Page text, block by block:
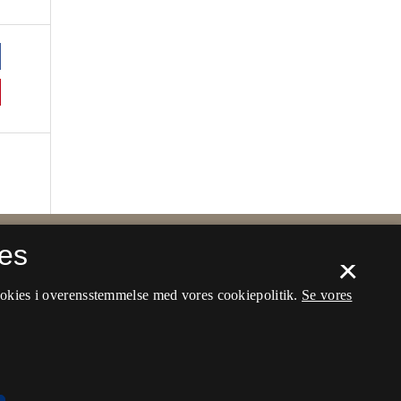
×
i overensstemmelse med vores cookiepolitik. Se vores